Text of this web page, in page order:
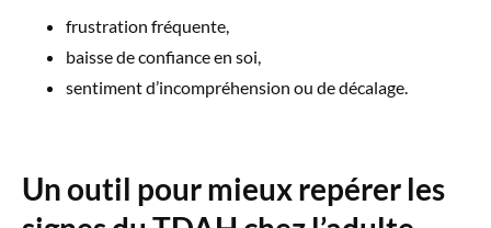
frustration fréquente,
baisse de confiance en soi,
sentiment d’incompréhension ou de décalage.
Un outil pour mieux repérer les